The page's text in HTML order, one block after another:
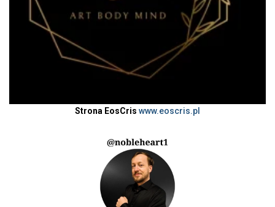
Strona EosCris www.eoscris.pl